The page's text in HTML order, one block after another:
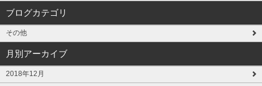
ブログカテゴリ
その他
月別アーカイブ
2018年12月